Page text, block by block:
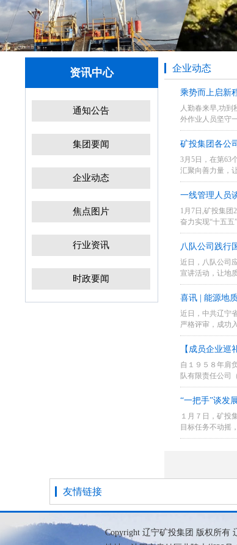
资讯中心
通知公告
集团要闻
企业动态
焦点图片
行业资讯
时政要闻
企业动态
乘势而上启新
人勤春来早,功到
外作业人员坚守
矿投集团各公
3月5日，在第63
汇聚向善力量，
动力。光影铸魂
一线管理人员
1月7日,矿投集团
奋力实现“十五
八队公司践行
近日，八队公司
宣讲活动，让地
科普传播责任，
喜讯 | 能源地
近日，中共辽宁
严格评审，成功
公司是一支具有...
【成员企业
自１９５８年肩
队有限责任公司
传统的国有专业
“一把手”谈发
１月７日，矿投
目标任务不动摇
动，认真贯彻落
友情链接
Copyright 辽宁矿投集团 版权所有